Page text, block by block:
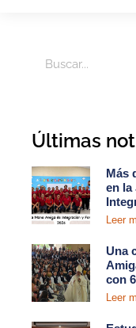
Últimas
Más
en la
Leer
Una
con
Leer